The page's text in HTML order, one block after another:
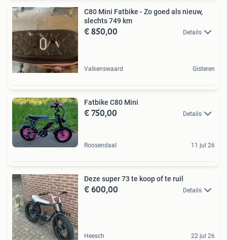
C80 Mini Fatbike - Zo goed als nieuw,
slechts 749 km
€ 850,00 Details
Valkenswaard Gisteren
Fatbike C80 Mini
€ 750,00 Details
Roosendaal 11 jul 26
Deze super 73 te koop of te ruil
€ 600,00 Details
Heesch 22 jul 26